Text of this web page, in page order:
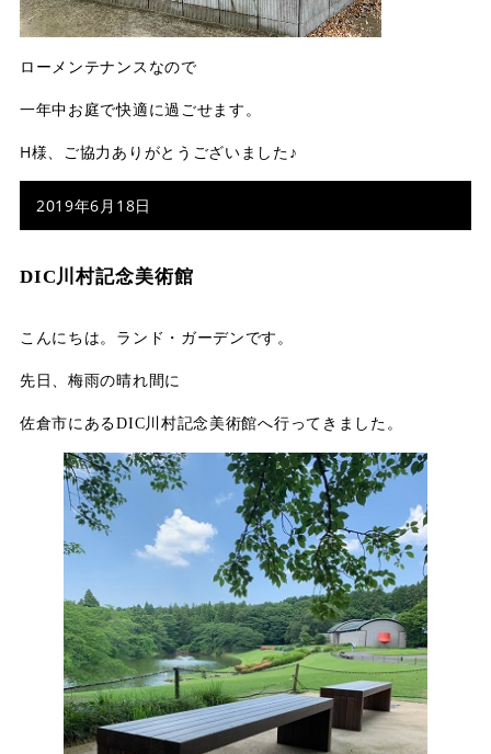
ローメンテナンスなので
一年中お庭で快適に過ごせます。
H様、ご協力ありがとうございました♪
2019年6月18日
DIC川村記念美術館
こんにちは。ランド・ガーデンです。
先日、梅雨の晴れ間に
佐倉市にあるDIC川村記念美術館へ行ってきました。